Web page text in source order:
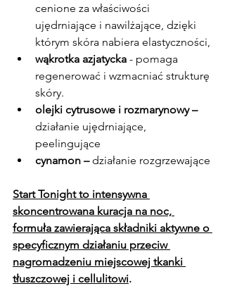
cenione za właściwości
ujędrniające i nawilżające, dzięki
którym skóra nabiera elastyczności,
wąkrotka azjatycka - pomaga
regenerować i wzmacniać strukturę
skóry.
olejki cytrusowe i rozmarynowy –
działanie ujędrniające,
peelingujące
cynamon – działanie rozgrzewające
Start Tonight to intensywna
skoncentrowana kuracja na noc,
formuła zawierająca składniki aktywne o
specyficznym działaniu przeciw
nagromadzeniu miejscowej tkanki
tłuszczowej i cellulitowi.